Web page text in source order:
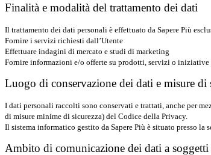
Finalità e modalità del trattamento dei dati
Il trattamento dei dati personali è effettuato da Sapere Più
Fornire i servizi richiesti dall’Utente
Effettuare indagini di mercato e studi di marketing
Fornire informazioni e/o offerte su prodotti, servizi o iniziative
Luogo di conservazione dei dati e misure di
I dati personali raccolti sono conservati e trattati, anche per
di misure minime di sicurezza) del Codice della Privacy.
Il sistema informatico gestito da Sapere Più è situato presso la
Ambito di comunicazione dei dati a soggetti